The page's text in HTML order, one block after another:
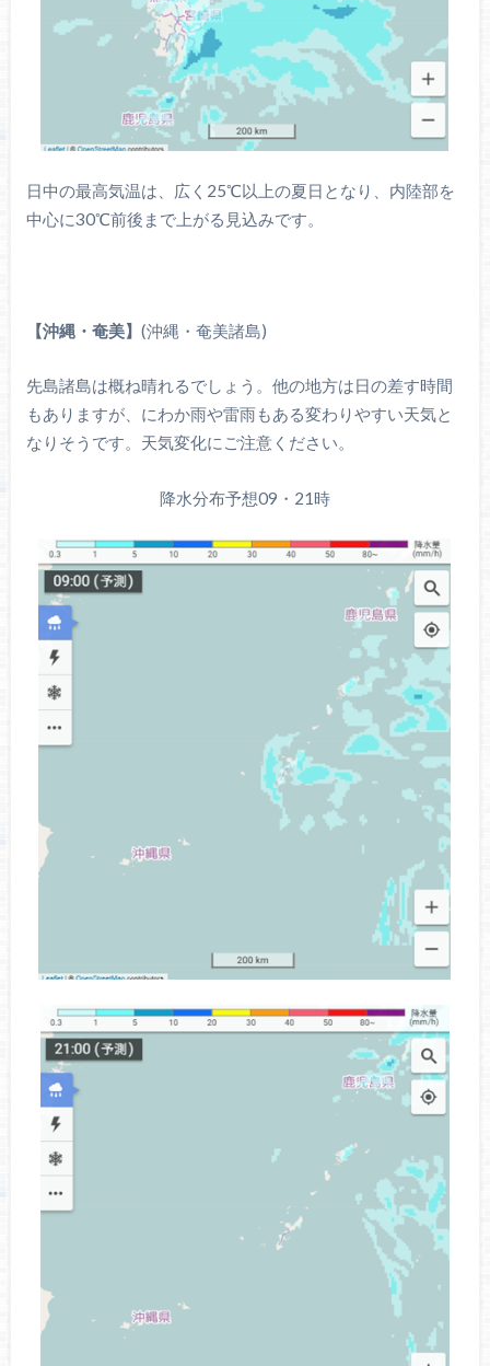
日中の最高気温は、広く25℃以上の夏日となり、内陸部を
中心に30℃前後まで上がる見込みです。
【沖縄・奄美】 (沖縄・奄美諸島)
先島諸島は概ね晴れるでしょう。他の地方は日の差す時間
もありますが、にわか雨や雷雨もある変わりやすい天気と
なりそうです。天気変化にご注意ください。
降水分布予想09・21時